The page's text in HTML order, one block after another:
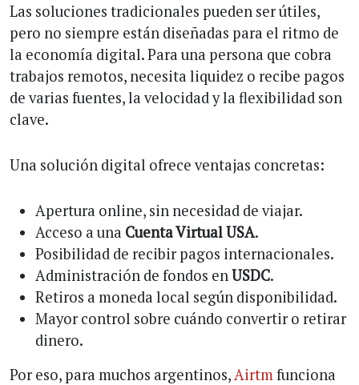
Las soluciones tradicionales pueden ser útiles,
pero no siempre están diseñadas para el ritmo de
la economía digital. Para una persona que cobra
trabajos remotos, necesita liquidez o recibe pagos
de varias fuentes, la velocidad y la flexibilidad son
clave.
Una solución digital ofrece ventajas concretas:
Apertura online, sin necesidad de viajar.
Acceso a una Cuenta Virtual USA.
Posibilidad de recibir pagos internacionales.
Administración de fondos enUSDC.
Retiros a moneda local según disponibilidad.
Mayor control sobre cuándo convertir o retirar
dinero.
Por eso, para muchos argentinos,Airtmfunciona